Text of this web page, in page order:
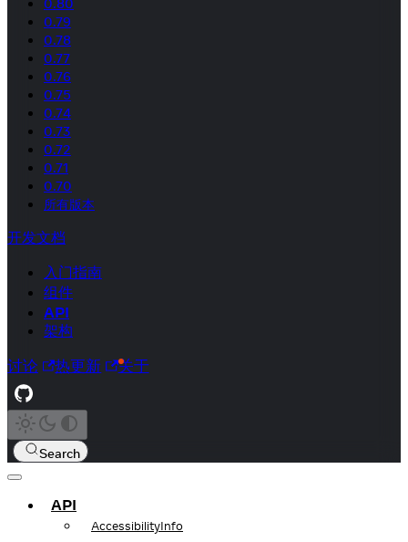
0.80
0.79
0.78
0.77
0.76
0.75
0.74
0.73
0.72
0.71
0.70
所有版本
开发文档
入门指南
组件
API
架构
讨论 热更新 关于
Search
API
AccessibilityInfo